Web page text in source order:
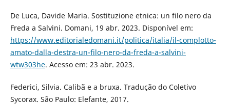
De Luca, Davide Maria. Sostituzione etnica: un filo nero da
Freda a Salvini. Domani, 19 abr. 2023. Disponível em:
https://www.editorialedomani.it/politica/italia/il-complotto-
amato-dalla-destra-un-filo-nero-da-freda-a-salvini-
wtw303he. Acesso em: 23 abr. 2023.
Federici, Silvia. Calibã e a bruxa. Tradução do Coletivo
Sycorax. São Paulo: Elefante, 2017.